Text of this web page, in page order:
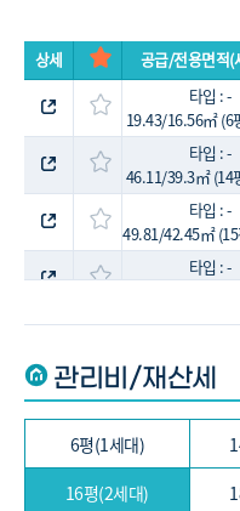
상세 공급/전용면적(
타입 : -
19.43/16.56㎡ (6
타입 : -
46.11/39.3㎡ (14
타입 : -
49.81/42.45㎡ (15
타입 : -
타입 : -
관리비/재산세
6평(1세대)
16평(2세대)